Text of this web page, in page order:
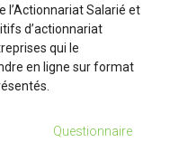
l’Actionnariat Salarié et
d’actionnariat
qui le
en ligne sur format
Questionnaire